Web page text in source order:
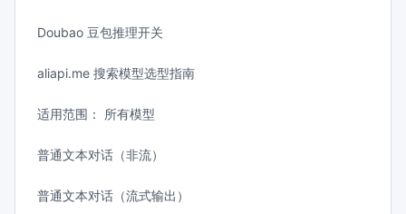
Doubao 豆包推理开关
aliapi.me 搜索模型选型指南
适用范围： 所有模型
普通文本对话（非流）
普通文本对话（流式输出）